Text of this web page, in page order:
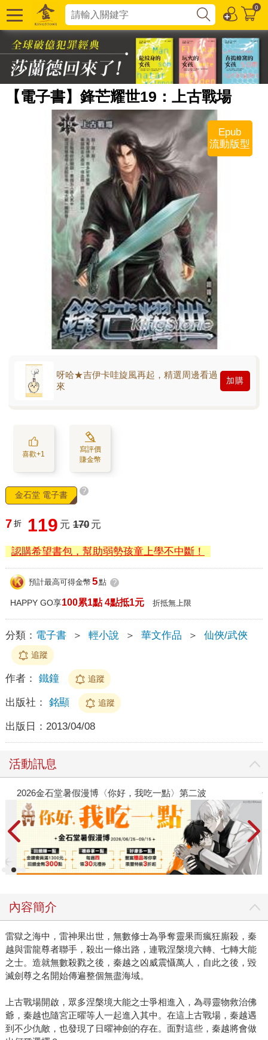
0
【電子書】鋒芒耀世19：上古戰場
Epub
流動版型
呀哈★吉伊卡哇旋風再起，精選周邊看過
來
加購
喜歡+1
寫評價
賺金幣
金石堂 電子書 ?
7 折 119 元 170 元
認購希望書包，幫助弱勢孩童上學不中斷！
預計最高可得金幣 5點 ?
HAPPY GO享100累1點 4點抵1元 折抵無上限
分類： 電子書 ＞ 輕小說 ＞ 華文作品 ＞ 仙俠/武俠
追蹤
作者： 鐵鐘 追蹤
出版社： 銘顯 追蹤
出版日： 2013/04/08
活動訊息
2026金石堂暑假漫博〈你好，我吃一點〉第二波
內容簡介
雷獄之海中，雷神果出世，無數修士為爭奪靈果而瘋狂廝殺，秦
越與雷龍尊者聯手，殺出一條出路，連戰涅槃境六轉、七轉大能
之士。造就無數殺戮之後，秦越之凶威震懾萬人，自此之後，毀
滅劍尊之名開始傳遍整個無盡海域。
上古戰場開啟，眾多涅槃境大能之士爭相進入，為尋靈物救治佛
爺，秦越也隨宮正曜等人一起進入其中。在這上古戰場，秦越遇
到不少仇敵，也發現了日曜神劍的存在。面對這些，秦越將會做